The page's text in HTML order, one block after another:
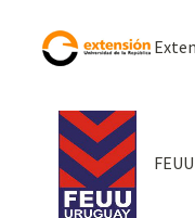
FEUU